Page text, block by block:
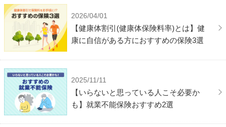
2026/04/01
【健康体割引(健康体保険料率)とは】健
康に自信がある方におすすめの保険3選
2025/11/11
【いらないと思っている人こそ必要か
も】就業不能保険おすすめ2選